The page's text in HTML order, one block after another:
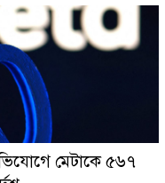
মেটাকে ৫৬৭